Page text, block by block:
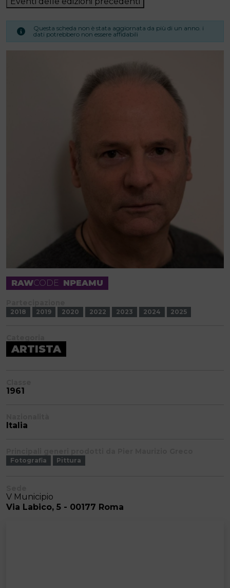
Questa scheda non è stata aggiornata da più di un anno. i
dati potrebbero non essere affidabili
RAWCODE NPEAMU
2018 2019 2020 2022 2023 2024 2025
ARTISTA
1961
Italia
Fotografia Pittura
V Municipio
Via Labico, 5 - 00177 Roma